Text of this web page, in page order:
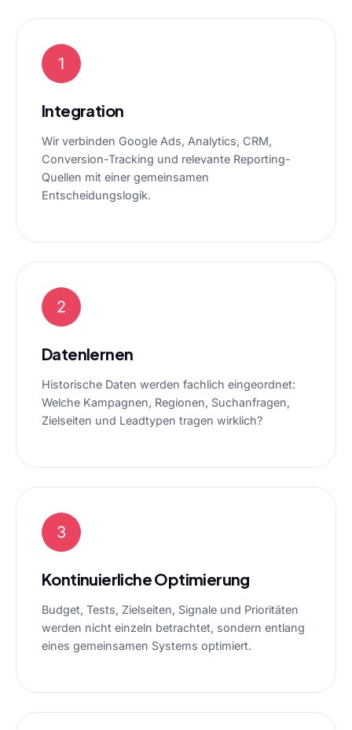
1
Integration
Wir verbinden Google Ads, Analytics, CRM,
Conversion-Tracking und relevante Reporting-
Quellen mit einer gemeinsamen
Entscheidungslogik.
2
Datenlernen
Historische Daten werden fachlich eingeordnet:
Welche Kampagnen, Regionen, Suchanfragen,
Zielseiten und Leadtypen tragen wirklich?
3
Kontinuierliche Optimierung
Budget, Tests, Zielseiten, Signale und Prioritäten
werden nicht einzeln betrachtet, sondern entlang
eines gemeinsamen Systems optimiert.